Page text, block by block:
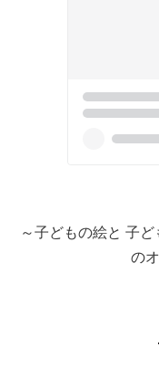
～子どもの絵と 子
の